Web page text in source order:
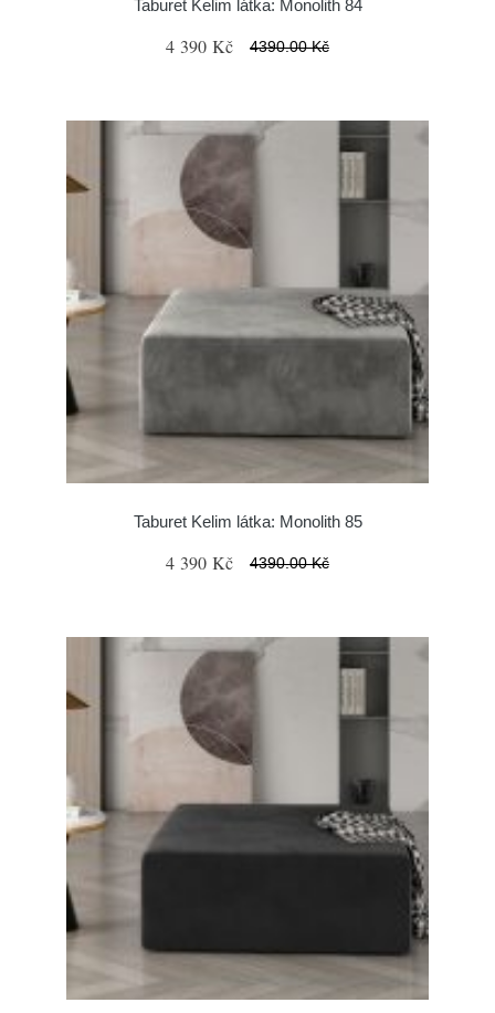
Taburet Kelim látka: Monolith 84
4 390 Kč 4390.00 Kč
Taburet Kelim látka: Monolith 85
4 390 Kč 4390.00 Kč